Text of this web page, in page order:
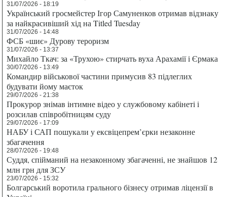
31/07/2026 - 18:19
Український гросмейстер Ігор Самуненков отримав відзнаку
за найкрасивіший хід на Titled Tuesday
31/07/2026 - 14:48
ФСБ «шиє» Дурову тероризм
31/07/2026 - 13:37
Михайло Ткач: за «Трухою» стирчать вуха Арахамії і Єрмака
30/07/2026 - 13:49
Командир військової частини примусив 83 підлеглих
будувати йому маєток
29/07/2026 - 21:38
Прокурор знімав інтимне відео у службовому кабінеті і
розсилав співробітницям суду
29/07/2026 - 17:09
НАБУ і САП пошукали у ексвіцепрем’єрки незаконне
збагачення
28/07/2026 - 19:48
Суддя, спійманий на незаконному збагаченні, не знайшов 12
млн грн для ЗСУ
23/07/2026 - 15:32
Болгарський воротила грального бізнесу отримав ліцензії в